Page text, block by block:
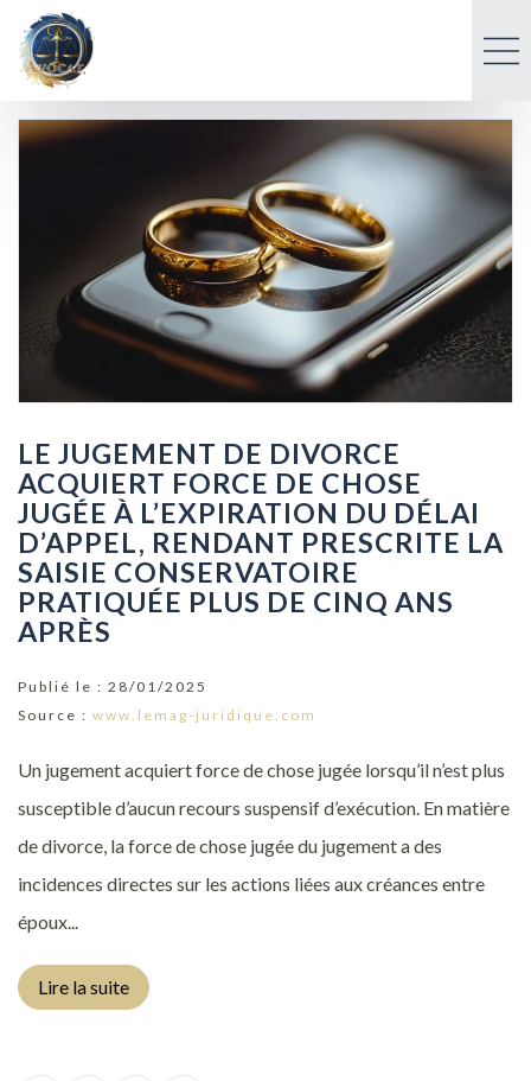
LE JUGEMENT DE DIVORCE
ACQUIERT FORCE DE CHOSE
JUGÉE À L’EXPIRATION DU DÉLAI
D’APPEL, RENDANT PRESCRITE LA
SAISIE CONSERVATOIRE
PRATIQUÉE PLUS DE CINQ ANS
APRÈS
Publié le : 28/01/2025
Source : www.lemag-juridique.com
Un jugement acquiert force de chose jugée lorsqu’il n’est plus
susceptible d’aucun recours suspensif d’exécution. En matière
de divorce, la force de chose jugée du jugement a des
incidences directes sur les actions liées aux créances entre
époux...
Lire la suite